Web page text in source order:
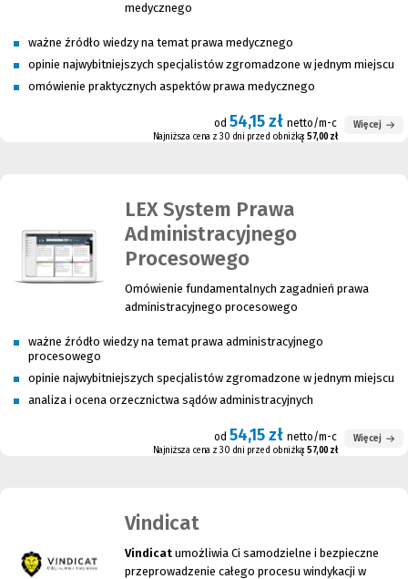
medycznego
ważne źródło wiedzy na temat prawa medycznego
opinie najwybitniejszych specjalistów zgromadzone w jednym miejscu
omówienie praktycznych aspektów prawa medycznego
od 54,15 zł netto/m-c
Najniższa cena z 30 dni przed obniżką: 57,00 zł
Więcej
LEX System Prawa
Administracyjnego
Procesowego
Omówienie fundamentalnych zagadnień prawa
administracyjnego procesowego
ważne źródło wiedzy na temat prawa administracyjnego
procesowego
opinie najwybitniejszych specjalistów zgromadzone w jednym miejscu
analiza i ocena orzecznictwa sądów administracyjnych
od 54,15 zł netto/m-c
Najniższa cena z 30 dni przed obniżką: 57,00 zł
Więcej
Vindicat
Vindicat umożliwia Ci samodzielne i bezpieczne
przeprowadzenie całego procesu windykacji w